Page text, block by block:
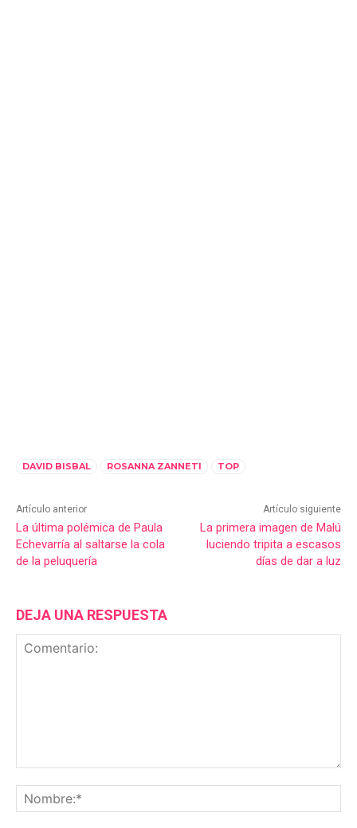
DAVID BISBAL ROSANNA ZANNETI TOP
Artículo anterior
La última polémica de Paula
Echevarría al saltarse la cola
de la peluquería
Artículo siguiente
La primera imagen de Malú
luciendo tripita a escasos
días de dar a luz
DEJA UNA RESPUESTA